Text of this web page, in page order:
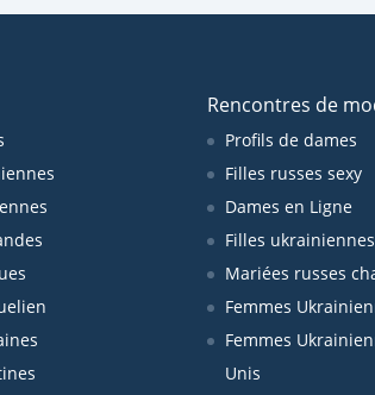
Rencontres de
Profils de dames
Filles russes sexy
Dames en Ligne
Filles
Mariées russes
Femmes
Femmes
Unis